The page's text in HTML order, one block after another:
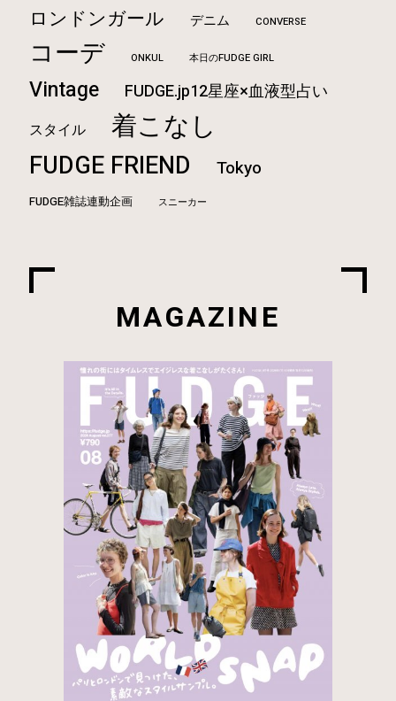
ロンドンガール デニム CONVERSE
コーデ ONKUL 本日のFUDGE GIRL
Vintage FUDGE.jp12星座×血液型占い
スタイル 着こなし
FUDGE FRIEND Tokyo
FUDGE雑誌連動企画 スニーカー
MAGAZINE